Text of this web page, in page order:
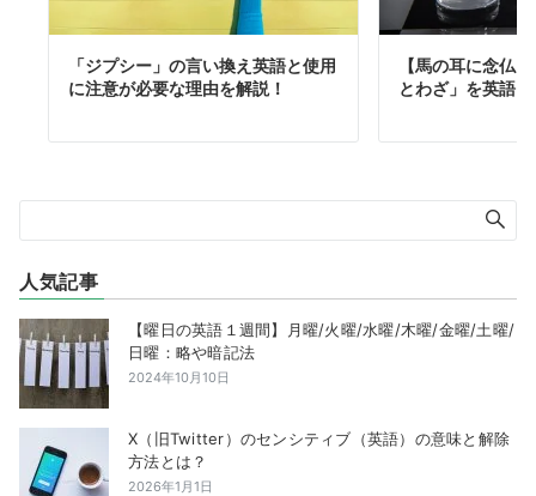
「ジプシー」の言い換え英語と使用
に注意が必要な理由を解説！
【馬の耳に念仏
とわざ」を英語
人気記事
【曜日の英語１週間】月曜/火曜/水曜/木曜/金曜/土曜/
日曜：略や暗記法
2024年10月10日
X（旧Twitter）のセンシティブ（英語）の意味と解除
方法とは？
2026年1月1日